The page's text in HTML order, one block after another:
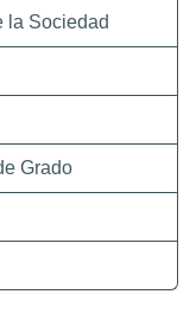
la Sociedad
Grado